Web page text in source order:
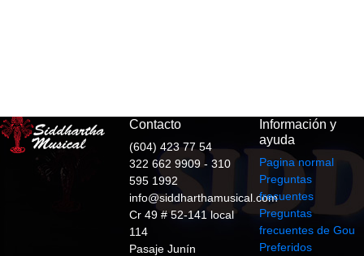
Contacto
(604) 423 77 54
322 662 9909 - 310
595 1992
info@siddharthamusical.com
Cr 49 # 52-141 local
114
Pasaje Junín
Información y
ayuda
Pagina normal
Preguntas
frecuentes
Preguntas
frecuentes de Gou
Preferidos